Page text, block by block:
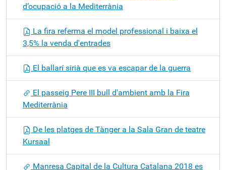
d’ocupació a la Mediterrània
La fira referma el model professional i baixa el
3,5% la venda d'entrades
El ballarí sirià que es va escapar de la guerra
El passeig Pere III bull d'ambient amb la Fira
Mediterrània
De les platges de Tànger a la Sala Gran de teatre
Kursaal
Manresa Capital de la Cultura Catalana 2018 es